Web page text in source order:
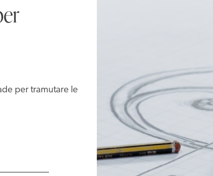
per tramutare le